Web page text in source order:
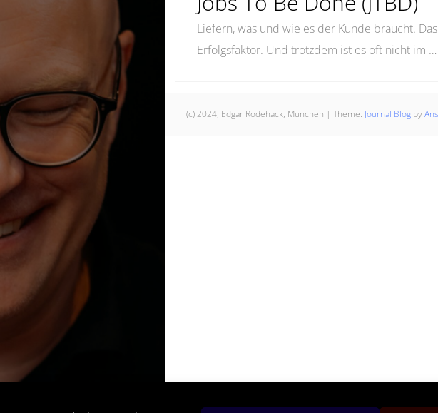
Lernen.
Liefern, was und wie es der Kunde braucht.
Erfolgsfaktor. Und trotzdem ist es oft nicht im …
(c) 2024, Edgar Rodehack, München |Theme: Journal Blog by